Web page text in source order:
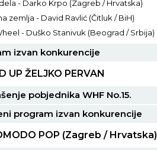
- Darko Krpo (Zagreb / Hrvatska)
zemlja - David Ravlić (Čitluk / BiH)
- Duško Stanivuk (Beograd / Srbija)
izvan konkurencije
UP ŽELJKO PERVAN
pobjednika WHF No.15.
program izvan konkurencije
POP (Zagreb / Hrvatska)